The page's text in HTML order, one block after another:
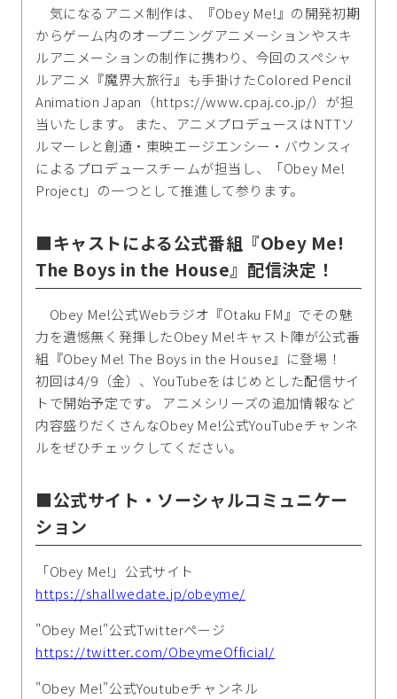
気になるアニメ制作は、『Obey Me!』の開発初期
からゲーム内のオープニングアニメーションやスキ
ルアニメーションの制作に携わり、今回のスペシャ
ルアニメ『魔界大旅行』も手掛けたColored Pencil
Animation Japan（https://www.cpaj.co.jp/）が担
当いたします。 また、アニメプロデュースはNTTソ
ルマーレと創通・東映エージエンシー・バウンスィ
によるプロデュースチームが担当し、「Obey Me!
Project」の一つとして推進して参ります。
■キャストによる公式番組『Obey Me!
The Boys in the House』配信決定！
Obey Me!公式Webラジオ『Otaku FM』でその魅
力を遺憾無く発揮したObey Me!キャスト陣が公式番
組『Obey Me! The Boys in the House』に登場！
初回は4/9（金）、YouTubeをはじめとした配信サイ
トで開始予定です。 アニメシリーズの追加情報など
内容盛りだくさんなObey Me!公式YouTubeチャンネ
ルをぜひチェックしてください。
■公式サイト・ソーシャルコミュニケー
ション
「Obey Me!」公式サイト
https://shallwedate.jp/obeyme/
"Obey Me!"公式Twitterページ
https://twitter.com/ObeymeOfficial/
"Obey Me!"公式Youtubeチャンネル